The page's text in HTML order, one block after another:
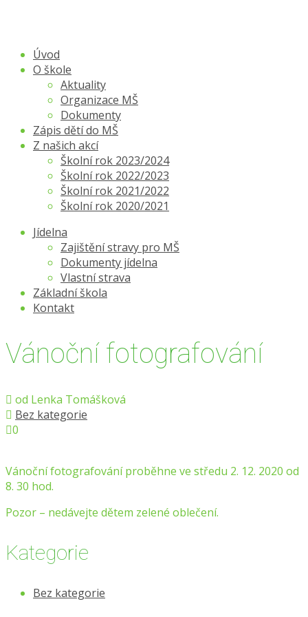
Úvod
O škole
Aktuality
Organizace MŠ
Dokumenty
Zápis dětí do MŠ
Z našich akcí
Školní rok 2023/2024
Školní rok 2022/2023
Školní rok 2021/2022
Školní rok 2020/2021
Jídelna
Zajištění stravy pro MŠ
Dokumenty jídelna
Vlastní strava
Základní škola
Kontakt
Vánoční fotografování
od Lenka Tomášková
Bez kategorie
0
Vánoční fotografování proběhne ve středu 2. 12. 2020 od
8. 30 hod.
Pozor – nedávejte dětem zelené oblečení.
Kategorie
Bez kategorie